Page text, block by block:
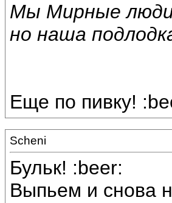
Мы Мирные
но наша
Еще по пивку!
Scheni
Бульк! :beer:
Выпьем и снова